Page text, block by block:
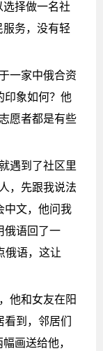
选择做一名社
服务，没有轻
一家中俄合资
印象如何？他
愿者都是有些
遇到了社区里
，先跟我说法
中文，他问我
俄语回了一
俄语，这让
他和女友在阳
到，邻居们
画送给他，